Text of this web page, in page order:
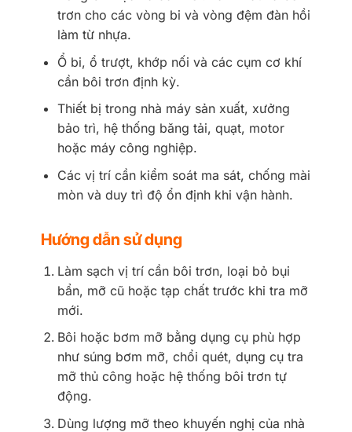
trơn cho các vòng bi và vòng đệm đàn hồi
làm từ nhựa.
Ổ bi, ổ trượt, khớp nối và các cụm cơ khí
cần bôi trơn định kỳ.
Thiết bị trong nhà máy sản xuất, xưởng
bảo trì, hệ thống băng tải, quạt, motor
hoặc máy công nghiệp.
Các vị trí cần kiểm soát ma sát, chống mài
mòn và duy trì độ ổn định khi vận hành.
Hướng dẫn sử dụng
Làm sạch vị trí cần bôi trơn, loại bỏ bụi
bẩn, mỡ cũ hoặc tạp chất trước khi tra mỡ
mới.
Bôi hoặc bơm mỡ bằng dụng cụ phù hợp
như súng bơm mỡ, chổi quét, dụng cụ tra
mỡ thủ công hoặc hệ thống bôi trơn tự
động.
Dùng lượng mỡ theo khuyến nghị của nhà